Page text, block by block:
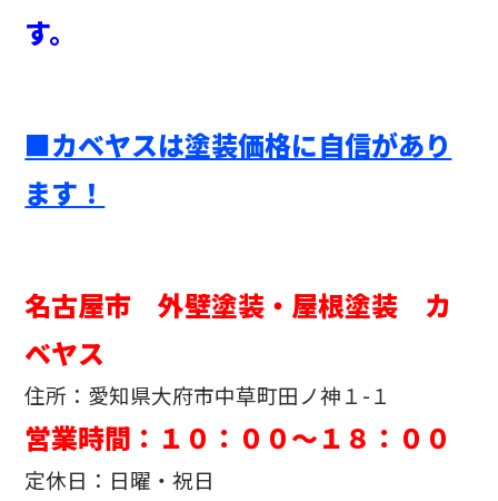
す。
■カベヤスは塗装価格に自信があり
ます！
名古屋市 外壁塗装・屋根塗装 カ
ベヤス
住所：愛知県大府市中草町田ノ神１-１
営業時間：１０：００～１８：００
定休日：日曜・祝日